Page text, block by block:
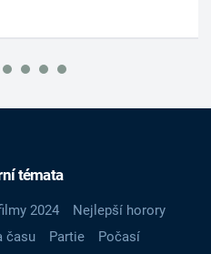
témata
2024
Nejlepší horory
času Partie
Počasí